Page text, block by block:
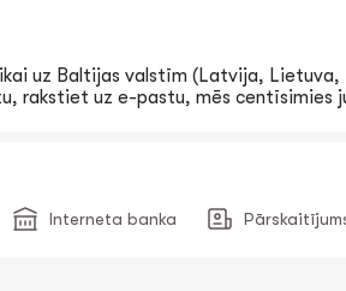
uz Baltijas valstīm (Latvija, Lietuva,
rakstiet uz e-pastu, mēs centīsimies
Interneta banka